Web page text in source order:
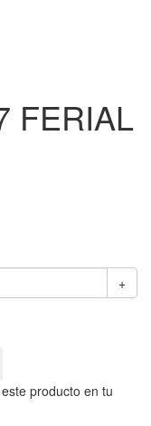
FERIAL
+
producto en tu